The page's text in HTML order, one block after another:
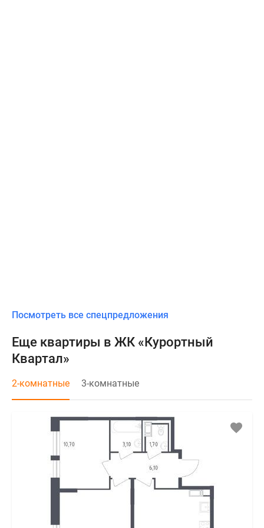
Посмотреть все спецпредложения
Еще квартиры в ЖК «Курортный
Квартал»
2-комнатные 3-комнатные